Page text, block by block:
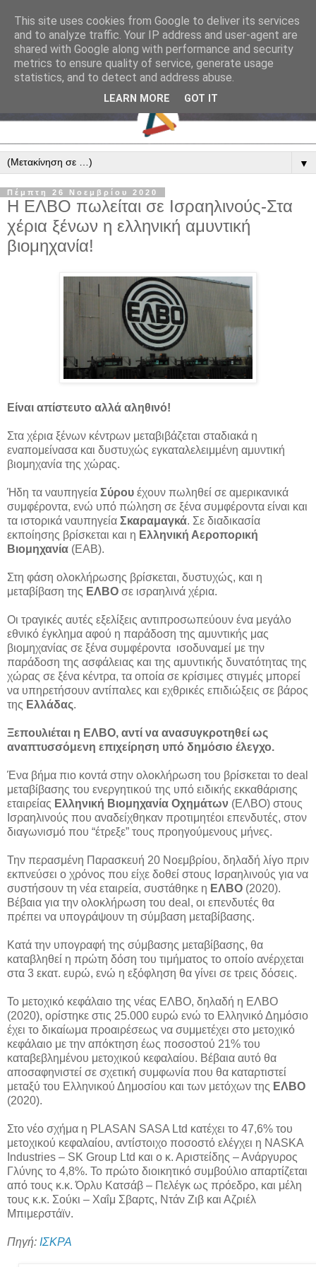
▼
Πέμπτη 26 Νοεμβρίου 2020
Η ΕΛΒΟ πωλείται σε Ισραηλινούς-Στα
χέρια ξένων η ελληνική αμυντική
βιομηχανία!
Είναι απίστευτο αλλά αληθινό!
Στα χέρια ξένων κέντρων μεταβιβάζεται σταδιακά η
εναπομείνασα και δυστυχώς εγκαταλελειμμένη αμυντική
βιομηχανία της χώρας.
Ήδη τα ναυπηγεία Σύρου έχουν πωληθεί σε αμερικανικά
συμφέροντα, ενώ υπό πώληση σε ξένα συμφέροντα είναι και
τα ιστορικά ναυπηγεία Σκαραμαγκά. Σε διαδικασία
εκποίησης βρίσκεται και η Ελληνική Αεροπορική
Βιομηχανία (ΕΑΒ).
Στη φάση ολοκλήρωσης βρίσκεται, δυστυχώς, και η
μεταβίβαση της ΕΛΒΟ σε ισραηλινά χέρια.
Οι τραγικές αυτές εξελίξεις αντιπροσωπεύουν ένα μεγάλο
εθνικό έγκλημα αφού η παράδοση της αμυντικής μας
βιομηχανίας σε ξένα συμφέροντα ισοδυναμεί με την
παράδοση της ασφάλειας και της αμυντικής δυνατότητας της
χώρας σε ξένα κέντρα, τα οποία σε κρίσιμες στιγμές μπορεί
να υπηρετήσουν αντίπαλες και εχθρικές επιδιώξεις σε βάρος
της Ελλάδας.
Ξεπουλιέται η ΕΛΒΟ, αντί να ανασυγκροτηθεί ως
αναπτυσσόμενη επιχείρηση υπό δημόσιο έλεγχο.
Ένα βήμα πιο κοντά στην ολοκλήρωση του βρίσκεται το deal
μεταβίβασης του ενεργητικού της υπό ειδικής εκκαθάρισης
εταιρείας Ελληνική Βιομηχανία Οχημάτων (ΕΛΒΟ) στους
Ισραηλινούς που αναδείχθηκαν προτιμητέοι επενδυτές, στον
διαγωνισμό που “έτρεξε” τους προηγούμενους μήνες.
Την περασμένη Παρασκευή 20 Νοεμβρίου, δηλαδή λίγο πριν
εκπνεύσει ο χρόνος που είχε δοθεί στους Ισραηλινούς για να
συστήσουν τη νέα εταιρεία, συστάθηκε η ΕΛΒΟ (2020).
Βέβαια για την ολοκλήρωση του deal, οι επενδυτές θα
πρέπει να υπογράψουν τη σύμβαση μεταβίβασης.
Κατά την υπογραφή της σύμβασης μεταβίβασης, θα
καταβληθεί η πρώτη δόση του τιμήματος το οποίο ανέρχεται
στα 3 εκατ. ευρώ, ενώ η εξόφληση θα γίνει σε τρεις δόσεις.
Το μετοχικό κεφάλαιο της νέας ΕΛΒΟ, δηλαδή η ΕΛΒΟ
(2020), ορίστηκε στις 25.000 ευρώ ενώ το Ελληνικό Δημόσιο
έχει το δικαίωμα προαιρέσεως να συμμετέχει στο μετοχικό
κεφάλαιο με την απόκτηση έως ποσοστού 21% του
καταβεβλημένου μετοχικού κεφαλαίου. Βέβαια αυτό θα
αποσαφηνιστεί σε σχετική συμφωνία που θα καταρτιστεί
μεταξύ του Ελληνικού Δημοσίου και των μετόχων της ΕΛΒΟ
(2020).
Στο νέο σχήμα η PLASAN SASA Ltd κατέχει το 47,6% του
μετοχικού κεφαλαίου, αντίστοιχο ποσοστό ελέγχει η NASKA
Industries – SK Group Ltd και ο κ. Αριστείδης – Ανάργυρος
Γλύνης το 4,8%. Το πρώτο διοικητικό συμβούλιο απαρτίζεται
από τους κ.κ. Όρλυ Κατσάβ – Πελέγκ ως πρόεδρο, και μέλη
τους κ.κ. Σούκι – Χαΐμ Σβαρτς, Ντάν Ζιβ και Αζριέλ
Μπιμερστάϊν.
Πηγή: ΙΣΚΡΑ
This site uses cookies from Google to deliver its services
and to analyze traffic. Your IP address and user-agent are
shared with Google along with performance and security
metrics to ensure quality of service, generate usage
statistics, and to detect and address abuse.
LEARN MORE GOT IT